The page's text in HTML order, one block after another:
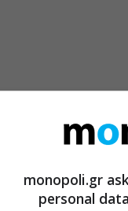
monopoli.gr
personal